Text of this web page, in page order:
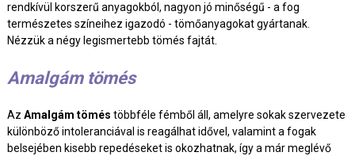
rendkívül korszerű anyagokból, nagyon jó minőségű - a fog
természetes színeihez igazodó - tömőanyagokat gyártanak.
Nézzük a négy legismertebb tömés fajtát.
Amalgám tömés
Az Amalgám tömés többféle fémből áll, amelyre sokak szervezete
különböző intoleranciával is reagálhat idővel, valamint a fogak
belsejében kisebb repedéseket is okozhatnak, így a már meglévő